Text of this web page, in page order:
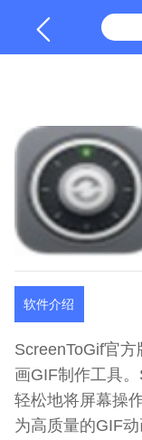
软件介绍
ScreenToGif官
画GIF制作工具
轻松地将屏幕操
为高质量的GIF